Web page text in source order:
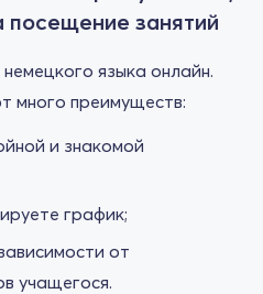
посещение занятий
языка онлайн.
много преимуществ:
и знакомой
график;
от
учащегося.